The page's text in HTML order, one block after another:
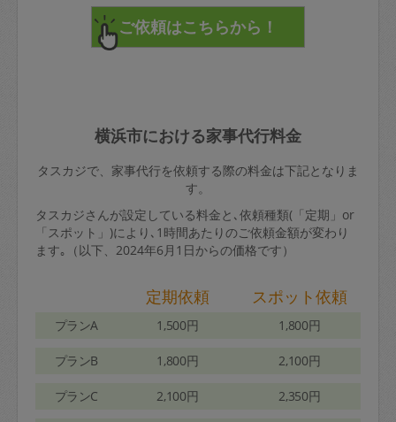
横浜市における家事代行料金
タスカジで、家事代行を依頼する際の料金は下記となりま
す。
タスカジさんが設定している料金と､依頼種類(「定期」or
「スポット」)により､1時間あたりのご依頼金額が変わり
ます｡（以下、2024年6月1日からの価格です）
定期依頼 スポット依頼
プランA 1,500円 1,800円
プランB 1,800円 2,100円
プランC 2,100円 2,350円